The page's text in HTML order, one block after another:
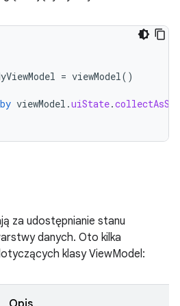
= viewModel()
by viewModel .uiState.
za udostępnianie stanu
danych. Oto kilka
klasy ViewModel: